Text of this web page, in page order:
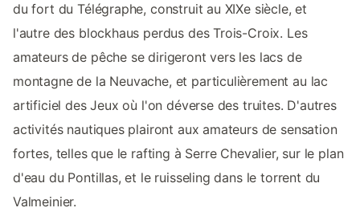
du fort du Télégraphe, construit au XIXe siècle, et
l'autre des blockhaus perdus des Trois-Croix. Les
amateurs de pêche se dirigeront vers les lacs de
montagne de la Neuvache, et particulièrement au lac
artificiel des Jeux où l'on déverse des truites. D'autres
activités nautiques plairont aux amateurs de sensation
fortes, telles que le rafting à Serre Chevalier, sur le plan
d'eau du Pontillas, et le ruisseling dans le torrent du
Valmeinier.